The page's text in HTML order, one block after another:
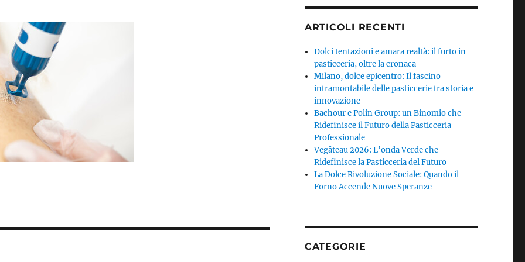
ARTICOLI RECENTI
Dolci tentazioni e amara realtà: il furto in
pasticceria, oltre la cronaca
Milano, dolce epicentro: Il fascino
intramontabile delle pasticcerie tra storia e
innovazione
Bachour e Polin Group: un Binomio che
Ridefinisce il Futuro della Pasticceria
Professionale
Vegâteau 2026: L’onda Verde che
Ridefinisce la Pasticceria del Futuro
La Dolce Rivoluzione Sociale: Quando il
Forno Accende Nuove Speranze
CATEGORIE